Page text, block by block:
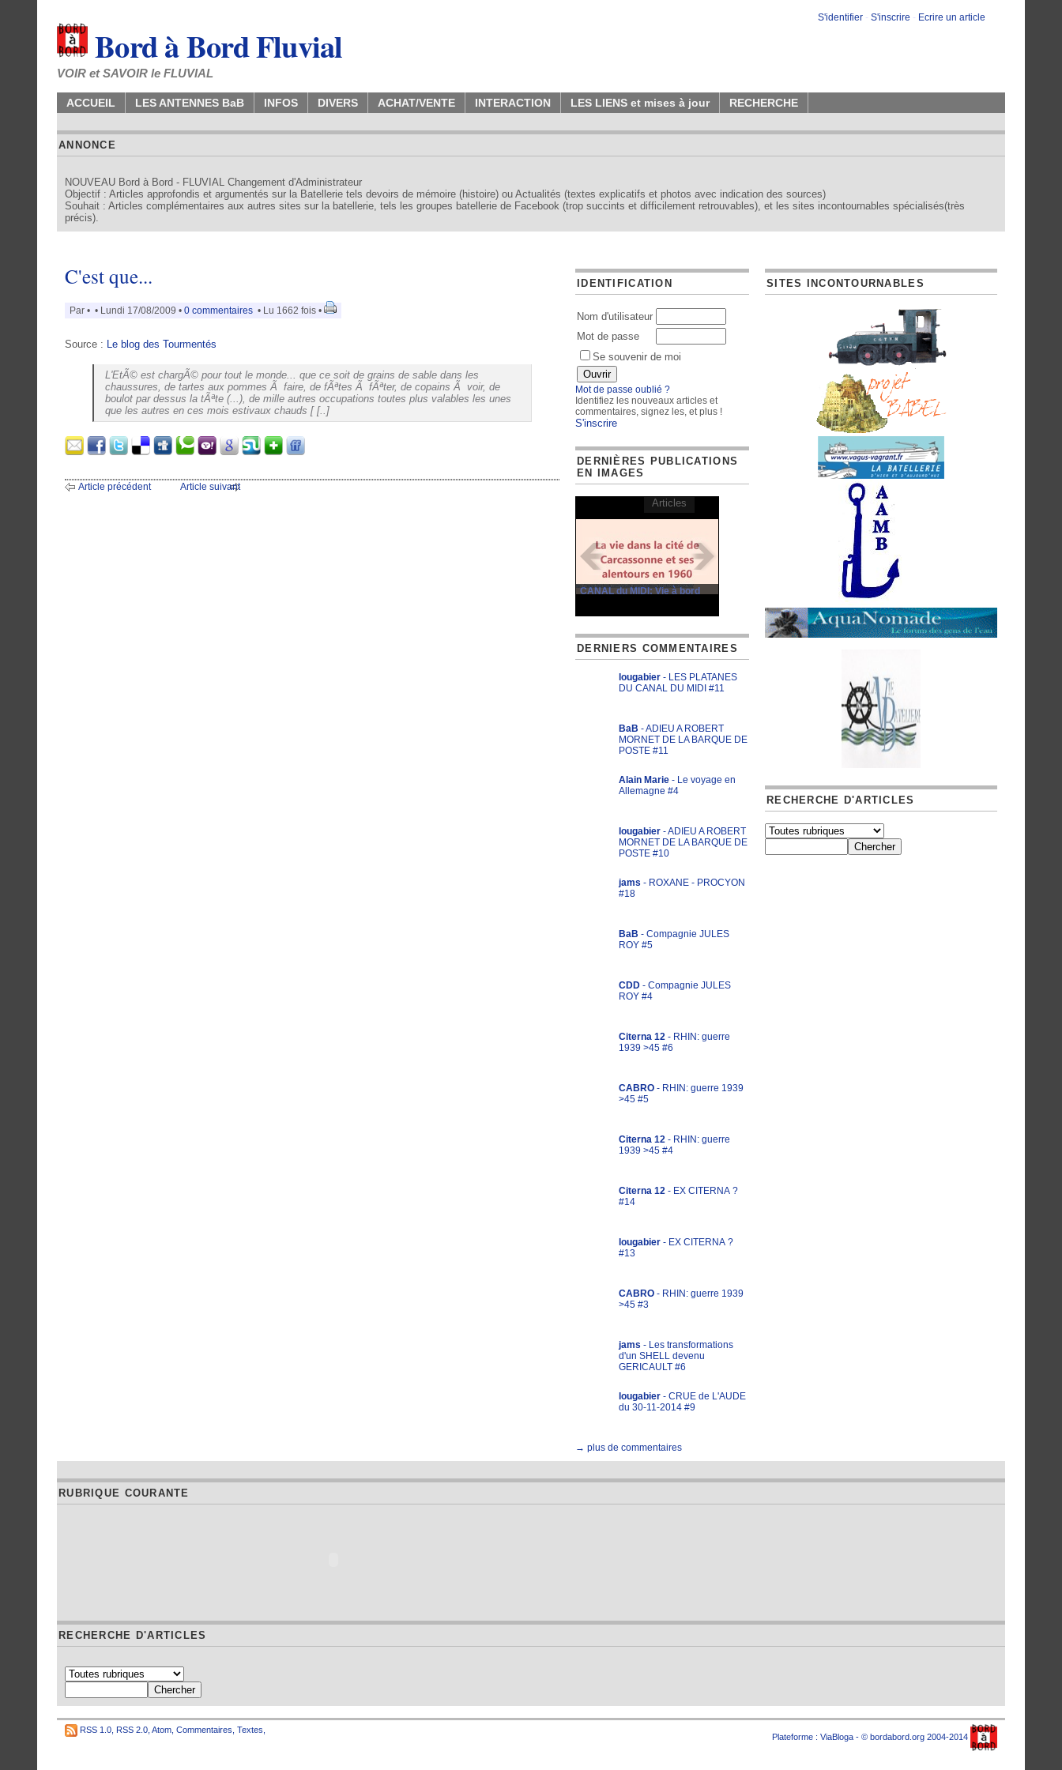
S'identifier - S'inscrire - Ecrire un article
Bord à Bord Fluvial
VOIR et SAVOIR le FLUVIAL
ACCUEIL LES ANTENNES BaB INFOS DIVERS ACHAT/VENTE INTERACTION LES LIENS et mises à jour RECHERCHE
ANNONCE
NOUVEAU Bord à Bord - FLUVIAL Changement d'Administrateur
Objectif : Articles approfondis et argumentés sur la Batellerie tels devoirs de mémoire (histoire) ou Actualités (textes explicatifs et photos avec indication des sources)
Souhait : Articles complémentaires aux autres sites sur la batellerie, tels les groupes batellerie de Facebook (trop succints et difficilement retrouvables), et les sites incontournables spécialisés(très
précis).
C'est que...
Par • • Lundi 17/08/2009 • 0 commentaires • Lu 1662 fois •
Source : Le blog des Tourmentés
L'EtÃ© est chargÃ© pour tout le monde... que ce soit de grains de sable dans les
chaussures, de tartes aux pommes Ã faire, de fÃªtes Ã fÃªter, de copains Ã voir, de
boulot par dessus la tÃªte (...), de mille autres occupations toutes plus valables les unes
que les autres en ces mois estivaux chauds [ [..]
Article précédent Article suivant
IDENTIFICATION
Nom d'utilisateur
Mot de passe
Se souvenir de moi
Mot de passe oublié ?
Identifiez les nouveaux articles et
commentaires, signez les, et plus !
S'inscrire
DERNIÈRES PUBLICATIONS
EN IMAGES
CANAL du MIDI: Vie à bord
Articles
DERNIERS COMMENTAIRES
lougabier - LES PLATANES
DU CANAL DU MIDI #11
BaB - ADIEU A ROBERT
MORNET DE LA BARQUE DE
POSTE #11
Alain Marie - Le voyage en
Allemagne #4
lougabier - ADIEU A ROBERT
MORNET DE LA BARQUE DE
POSTE #10
jams - ROXANE - PROCYON
#18
BaB - Compagnie JULES
ROY #5
CDD - Compagnie JULES
ROY #4
Citerna 12 - RHIN: guerre
1939 >45 #6
CABRO - RHIN: guerre 1939
>45 #5
Citerna 12 - RHIN: guerre
1939 >45 #4
Citerna 12 - EX CITERNA ?
#14
lougabier - EX CITERNA ?
#13
CABRO - RHIN: guerre 1939
>45 #3
jams - Les transformations
d'un SHELL devenu
GERICAULT #6
lougabier - CRUE de L'AUDE
du 30-11-2014 #9
→ plus de commentaires
SITES INCONTOURNABLES
RECHERCHE D'ARTICLES
RUBRIQUE COURANTE
RECHERCHE D'ARTICLES
RSS 1.0 RSS 2.0 Atom Commentaires Textes
Plateforme : ViaBloga - © bordabord.org 2004-2014